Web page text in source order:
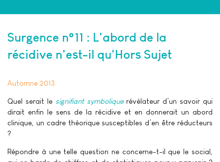
Surgence n°11 : L'abord de la
récidive n'est-il qu'Hors Sujet
Automne 2013
Quel serait le signifiant symboliquerévélateur d’un savoir qui
dirait enfin le sens de la récidive et en donnerait un abord
clinique, un cadre théorique susceptibles d’en être réducteurs
?
Répondre à une telle question ne concerne-t-il que le social,